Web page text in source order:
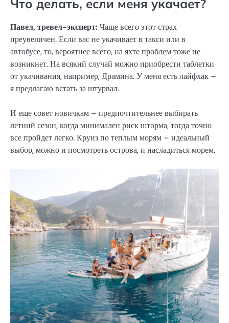
Что делать, если меня укачает?
Павел, тревел-эксперт:Чаще всего этот страх
преувеличен. Если вас не укачивает в такси или в
автобусе, то, вероятнее всего, на яхте проблем тоже не
возникнет. На всякий случай можно приобрести таблетки
от укачивания, например, Драмина. У меня есть лайфхак –
я предлагаю встать за штурвал.
И еще совет новичкам – предпочтительнее выбирать
летний сезон, когда минимален риск шторма, тогда точно
все пройдет легко. Круиз по теплым морям – идеальный
выбор, можно и посмотреть острова, и насладиться морем.